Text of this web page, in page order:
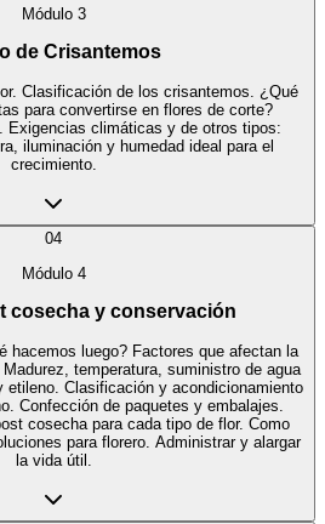
Módulo 3
de Crisantemos
Clasificación de los crisantemos. ¿Qué
para convertirse en flores de corte?
Exigencias climáticas y de otros tipos:
iluminación y humedad ideal para el
crecimiento.
04
Módulo 4
cosecha y conservación
hacemos luego? Factores que afectan la
temperatura, suministro de agua
Clasificación y acondicionamiento
Confección de paquetes y embalajes.
cosecha para cada tipo de flor. Como
para florero. Administrar y alargar
la vida útil.